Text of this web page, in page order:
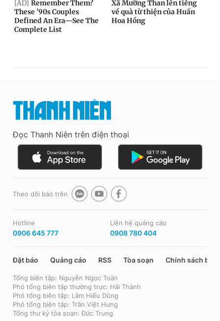
Đọc Thanh Niên trên điện thoại
Theo dõi báo trên
Hotline
0906 645 777
Liên hệ quảng cáo
0908 780 404
Đặt báo Quảng cáo RSS Tòa soạn Chính sách bảo
Tổng biên tập: Nguyễn Ngọc Toàn
Phó tổng biên tập thường trực: Hải Thành
Phó tổng biên tập: Lâm Hiếu Dũng
Phó tổng biên tập: Trần Việt Hưng
Tổng thư ký tòa soạn: Đức Trung